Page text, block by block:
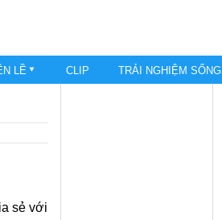
LỀ CLIP TRẢI NGHIỆM SỐNG
sẻ với